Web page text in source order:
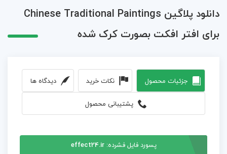
دانلود پلاگین Chinese Traditional Paintings
برای افتر افکت بصورت کرک شده
جزئیات محصول نکات خرید دیدگاه ها
پشتیبانی محصول
پسورد فایل فشرده:effect24.ir